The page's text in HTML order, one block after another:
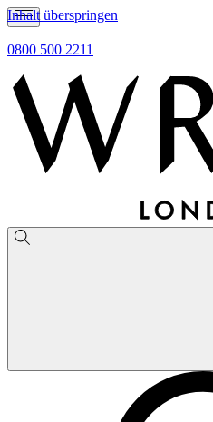
Inhalt überspringen
0800 500 2211